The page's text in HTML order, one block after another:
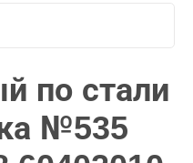
по стали
№535